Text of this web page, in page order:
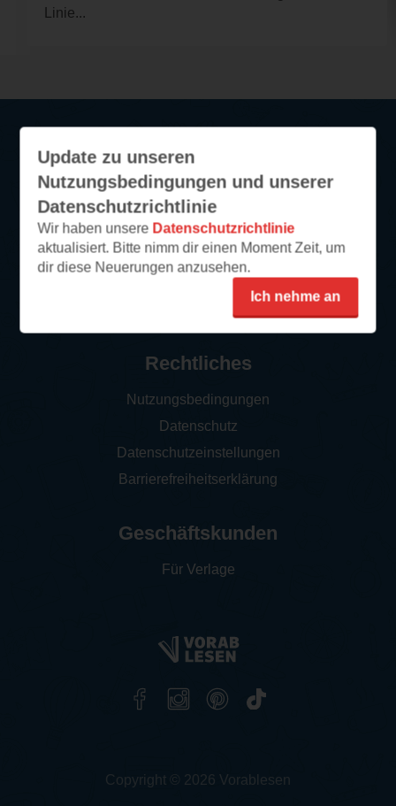
Linie...
Update zu unseren
Nutzungsbedingungen und unserer
Datenschutzrichtlinie
Wir haben unsere Datenschutzrichtlinie
aktualisiert. Bitte nimm dir einen Moment Zeit, um
dir diese Neuerungen anzusehen.
Ich nehme an
Service
So funktioniert‘s
FAQ
Newsletter abonnieren
Kontakt/Support
Rechtliches
Nutzungsbedingungen
Datenschutz
Datenschutzeinstellungen
Barrierefreiheitserklärung
Geschäftskunden
Für Verlage
Copyright © 2026 Vorablesen